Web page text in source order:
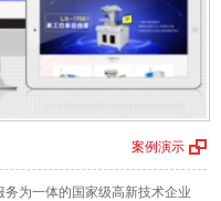
案例演示
为一体的国家级高新技术企业